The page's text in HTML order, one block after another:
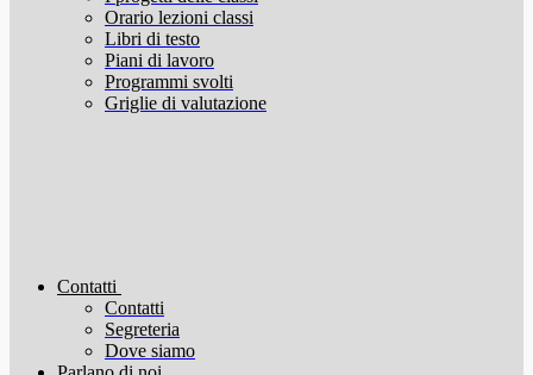
Orario lezioni classi
Libri di testo
Piani di lavoro
Programmi svolti
Griglie di valutazione
Contatti
Contatti
Segreteria
Dove siamo